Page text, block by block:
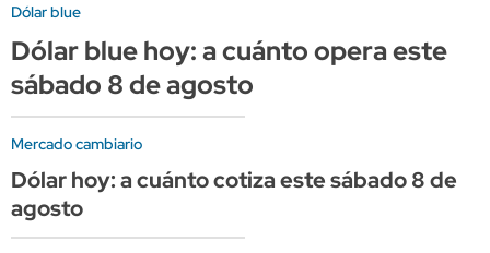
Dólar blue
Dólar blue hoy: a cuánto opera este
sábado 8 de agosto
Mercado cambiario
Dólar hoy: a cuánto cotiza este sábado 8 de
agosto